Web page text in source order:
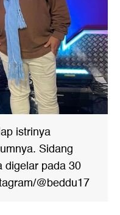
istrinya
Sidang
digelar pada 30
@beddu17